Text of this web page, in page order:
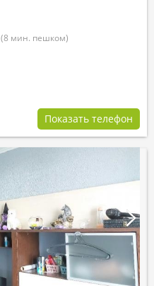
(8 мин. пешком)
Показать телефон